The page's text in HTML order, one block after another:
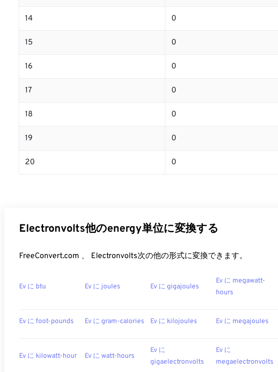
14 0
15 0
16 0
17 0
18 0
19 0
20 0
Electronvolts他のenergy単位に変換する
FreeConvert.com 、 Electronvolts次の他の形式に変換できます。
Ev に btu Ev に joules Ev に gigajoules
Ev に megawatt-
hours
Ev に foot-pounds Ev に gram-calories Ev に kilojoules Ev に megajoules
Ev に kilowatt-hour Ev に watt-hours
Ev に
gigaelectronvolts
Ev に
megaelectronvolts